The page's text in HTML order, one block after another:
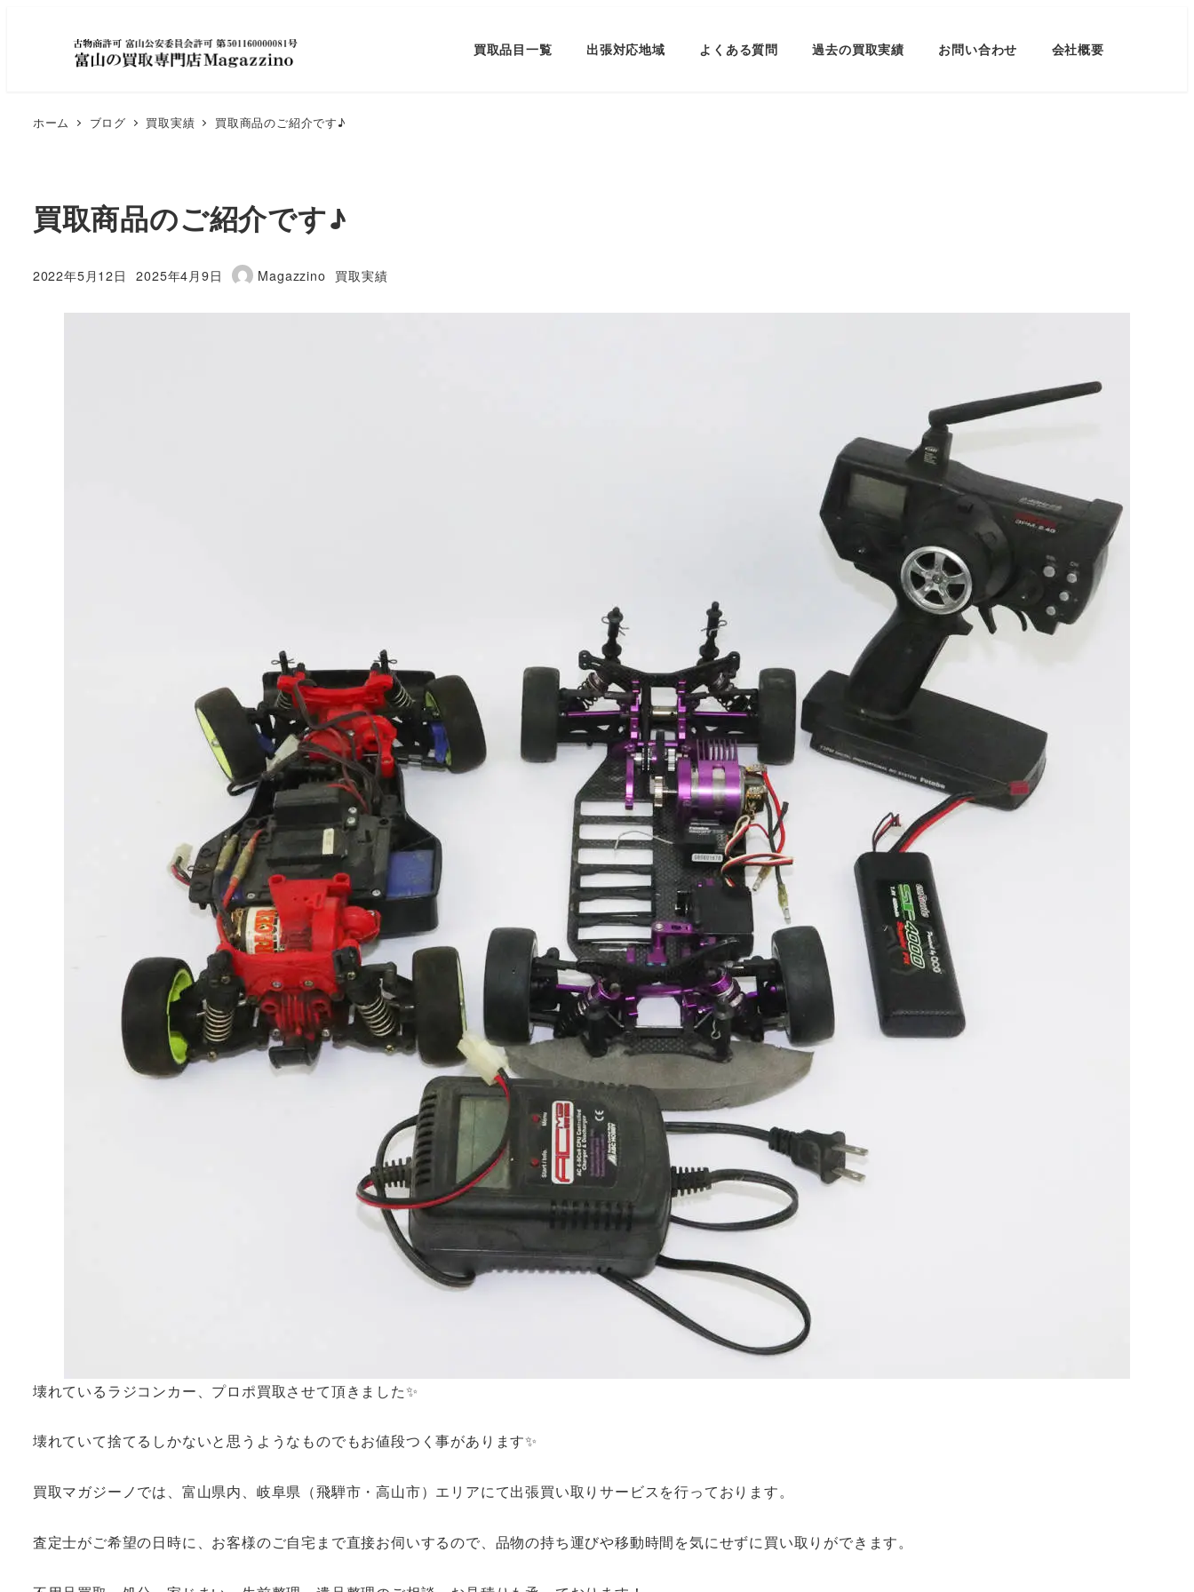
買取品目一覧 出張対応地域 よくある質問 過去の買取実績 お問い合わせ 会社概要
ホーム ブログ 買取実績 買取商品のご紹介です♪
買取商品のご紹介です♪
投稿日
2022年5月12日
更新日
2025年4月9日
著
Magazzino カテゴリー
買取実績
壊れているラジコンカー、プロポ買取させて頂きました✨
壊れていて捨てるしかないと思うようなものでもお値段つく事があります✨
買取マガジーノでは、富山県内、岐阜県（飛騨市・高山市）エリアにて出張買い取りサービスを行っております。
査定士がご希望の日時に、お客様のご自宅まで直接お伺いするので、品物の持ち運びや移動時間を気にせずに買い取りができます。